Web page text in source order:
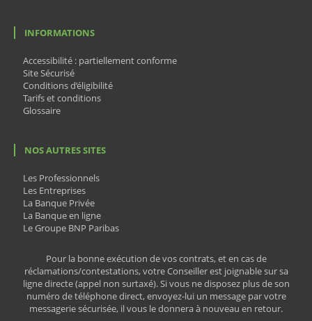
INFORMATIONS
Accessibilité : partiellement conforme
Site Sécurisé
Conditions d’éligibilité
Tarifs et conditions
Glossaire
NOS AUTRES SITES
Les Professionnels
Les Entreprises
La Banque Privée
La Banque en ligne
Le Groupe BNP Paribas
Pour la bonne exécution de vos contrats, et en cas de
réclamations/contestations, votre Conseiller est joignable sur sa
ligne directe (appel non surtaxé). Si vous ne disposez plus de son
numéro de téléphone direct, envoyez-lui un message par votre
messagerie sécurisée, il vous le donnera à nouveau en retour.